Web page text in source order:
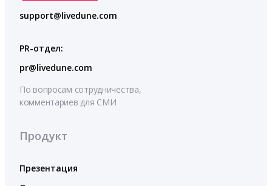
support@livedune.com
PR-отдел:
pr@livedune.com
По вопросам сотрудничества,
комментариев для СМИ
Продукт
Презентация